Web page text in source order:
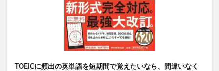
TOEICに頻出の英単語を短期間で覚えたいなら、間違いなく